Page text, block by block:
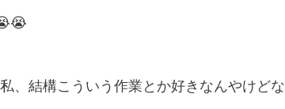
、結構こういう作業とか好きなんやけどな